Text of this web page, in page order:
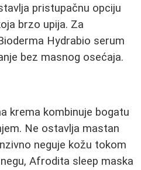
pristupačnu opciju
brzo upija. Za
Hydrabio serum
bez masnog osećaja.
krema kombinuje bogatu
Ne ostavlja mastan
neguje kožu tokom
Afrodita sleep maska